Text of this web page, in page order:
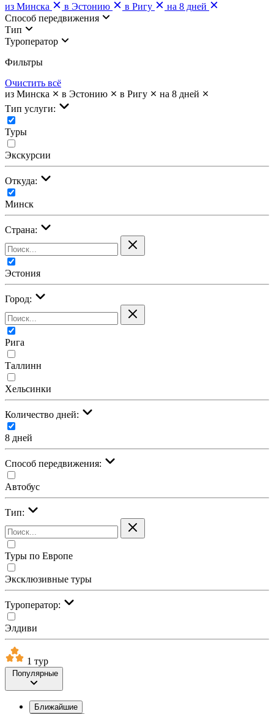
из Минска
в Эстонию в Ригу
на 8 дней
Cпособ передвижения
Тип
Туроператор
Фильтры
Очистить всё
из Минска
в Эстонию в Ригу
на 8 дней
Тип услуги:
Туры
Экскурсии
Откуда:
Минск
Страна:
Эстония
Город:
Рига
Таллинн
Хельсинки
Количество дней:
8 дней
Cпособ передвижения:
Автобус
Тип:
Туры по Европе
Эксклюзивные туры
Туроператор:
Элдиви
1 тур
Популярные
Ближайшие